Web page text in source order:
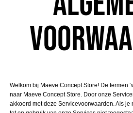
Welkom bij Maeve Concept Store! De termen
naar Maeve Concept Store. Door onze
akkoord met deze Servicevoorwaarden. Als je